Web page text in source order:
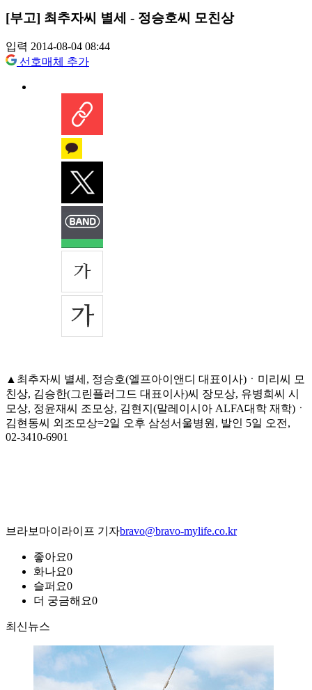
[부고] 최추자씨 별세 - 정승호씨 모친상
입력 2014-08-04 08:44
선호매체 추가
▲최추자씨 별세, 정승호(엘프아이앤디 대표이사)ㆍ미리씨 모
친상, 김승한(그린플러그드 대표이사)씨 장모상, 유병희씨 시
모상, 정윤재씨 조모상, 김현지(말레이시아 ALFA대학 재학)ㆍ
김현동씨 외조모상=2일 오후 삼성서울병원, 발인 5일 오전,
02-3410-6901
브라보마이라이프 기자bravo@bravo-mylife.co.kr
좋아요0
화나요0
슬퍼요0
더 궁금해요0
최신뉴스